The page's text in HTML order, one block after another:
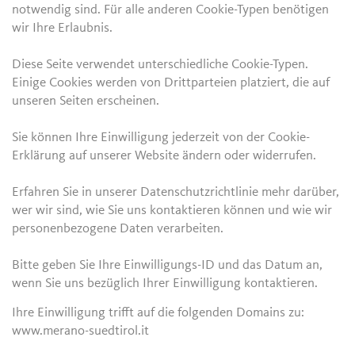
notwendig sind. Für alle anderen Cookie-Typen benötigen
wir Ihre Erlaubnis.
Diese Seite verwendet unterschiedliche Cookie-Typen.
Einige Cookies werden von Drittparteien platziert, die auf
unseren Seiten erscheinen.
Sie können Ihre Einwilligung jederzeit von der Cookie-
Erklärung auf unserer Website ändern oder widerrufen.
Erfahren Sie in unserer Datenschutzrichtlinie mehr darüber,
wer wir sind, wie Sie uns kontaktieren können und wie wir
personenbezogene Daten verarbeiten.
Bitte geben Sie Ihre Einwilligungs-ID und das Datum an,
wenn Sie uns bezüglich Ihrer Einwilligung kontaktieren.
Ihre Einwilligung trifft auf die folgenden Domains zu:
www.merano-suedtirol.it